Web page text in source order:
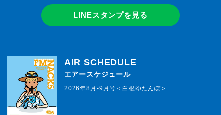
LINEスタンプを見る
AIR SCHEDULE
エアースケジュール
2026年8月-9月号＜白根ゆたんぽ＞